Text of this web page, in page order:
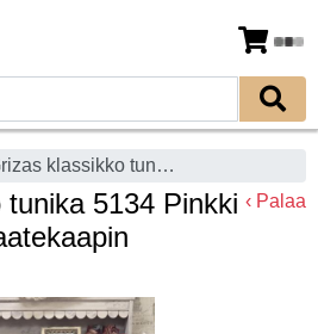
Grizas klassikko tunika 5134 Pinkki upea jokaisen vaatekaapin kulmakivi
5134 Pinkki ‹ Palaa